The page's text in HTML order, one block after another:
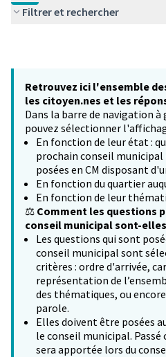
Filtrer et rechercher
Retrouvez ici l'ensemble
les citoyen.nes et les
Dans la barre de navigation à
pouvez sélectionner
En fonction de leur état :
prochain conseil municipal
posées en CM disposant
En fonction du quartier
En fonction de leur
⚖️ Comment les questions
conseil municipal sont-
Les questions qui sont
conseil municipal sont
critères : ordre d'arrivée,
représentation de
des thématiques, ou
parole.
Elles doivent être posées
le conseil municipal. Passé
sera apportée lors du